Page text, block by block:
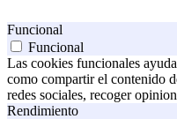
Funcional
Funcional
Las cookies funcionales
como compartir el contenido
redes sociales, recoger
Rendimiento